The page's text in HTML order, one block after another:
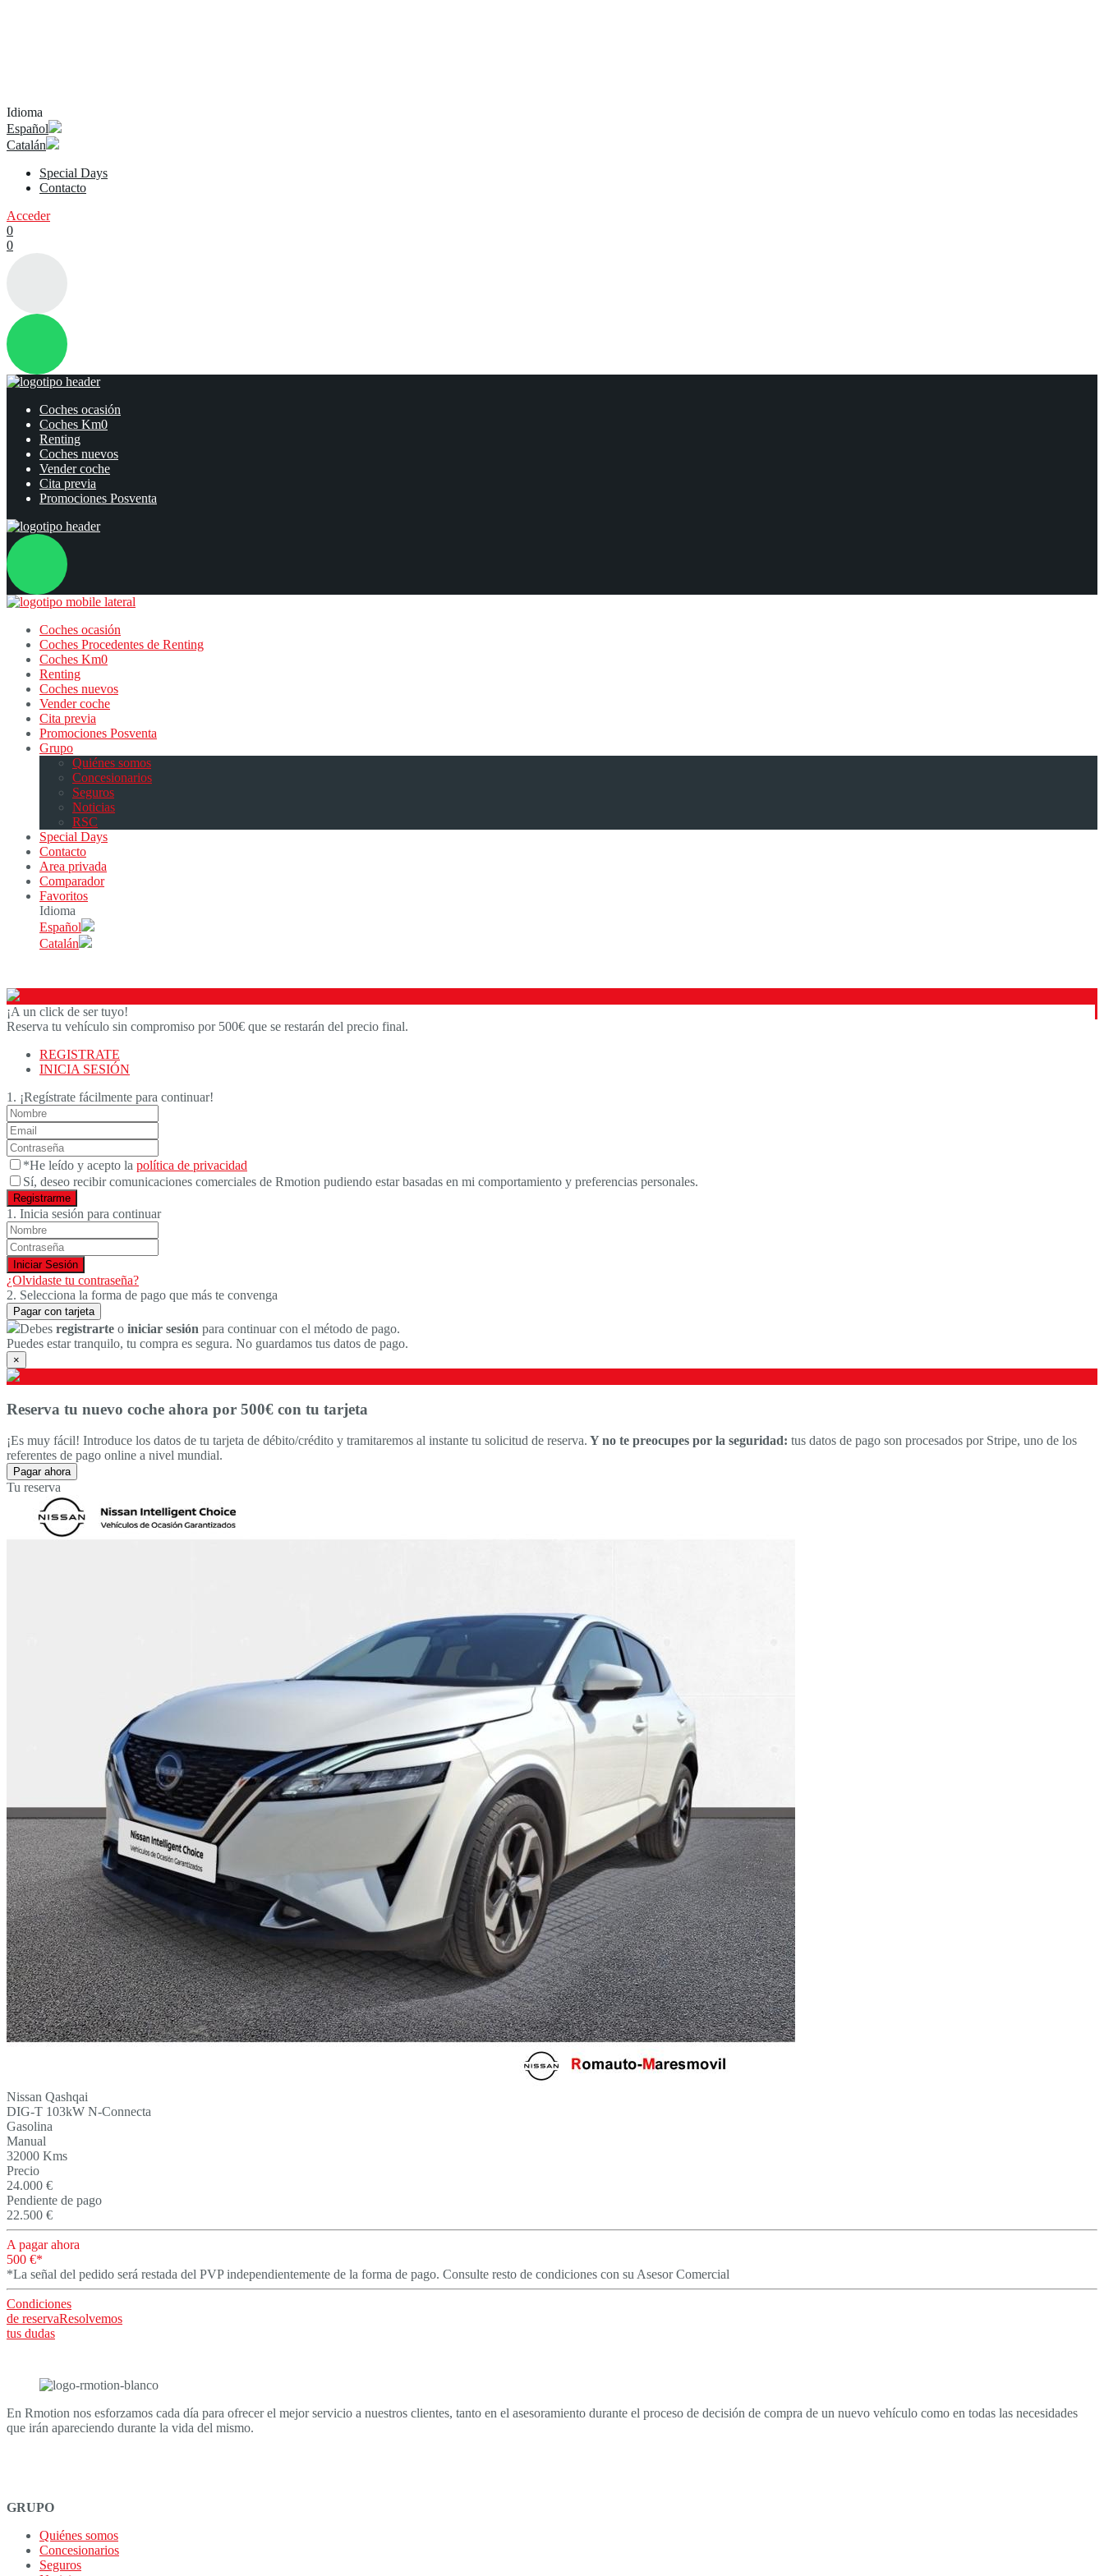
Idioma
Español
Catalán
Special Days
Contacto
Acceder
0
0
Coches ocasión
Coches Km0
Renting
Coches nuevos
Vender coche
Cita previa
Promociones Posventa
Coches ocasión
Coches Procedentes de Renting
Coches Km0
Renting
Coches nuevos
Vender coche
Cita previa
Promociones Posventa
Grupo
Quiénes somos
Concesionarios
Seguros
Noticias
RSC
Special Days
Contacto
Area privada
Comparador
Favoritos
Idioma
Español
Catalán
¡A un click de ser tuyo!
Reserva tu vehículo sin compromiso por 500€ que se restarán del precio final.
REGISTRATE
INICIA SESIÓN
1. ¡Regístrate fácilmente para continuar!
*He leído y acepto la política de privacidad
Sí, deseo recibir comunicaciones comerciales de Rmotion pudiendo estar basadas en mi comportamiento y preferencias personales.
1. Inicia sesión para continuar
¿Olvidaste tu contraseña?
2. Selecciona la forma de pago que más te convenga
Pagar con tarjeta
Debes registrarte o iniciar sesión para continuar con el método de pago.
Puedes estar tranquilo, tu compra es segura. No guardamos tus datos de pago.
×
Reserva tu nuevo coche ahora por 500€ con tu tarjeta
¡Es muy fácil! Introduce los datos de tu tarjeta de débito/crédito y tramitaremos al instante tu solicitud de reserva. Y no te preocupes por la seguridad: tus datos de pago son procesados por Stripe, uno de los
referentes de pago online a nivel mundial.
Pagar ahora
Tu reserva
Nissan Qashqai
DIG-T 103kW N-Connecta
Gasolina
Manual
32000 Kms
Precio
24.000 €
Pendiente de pago
22.500 €
A pagar ahora
500 €*
*La señal del pedido será restada del PVP independientemente de la forma de pago. Consulte resto de condiciones con su Asesor Comercial
Condiciones
de reservaResolvemos
tus dudas
En Rmotion nos esforzamos cada día para ofrecer el mejor servicio a nuestros clientes, tanto en el asesoramiento durante el proceso de decisión de compra de un nuevo vehículo como en todas las necesidades
que irán apareciendo durante la vida del mismo.
GRUPO
Quiénes somos
Concesionarios
Seguros